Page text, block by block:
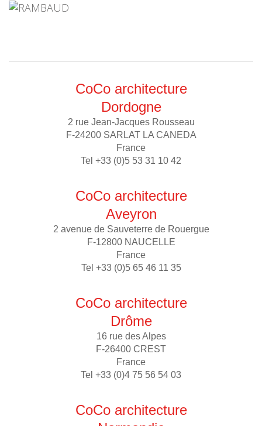
CoCo architecture
Dordogne
2 rue Jean-Jacques Rousseau
F-24200 SARLAT LA CANEDA
France
Tel +33 (0)5 53 31 10 42
CoCo architecture
Aveyron
2 avenue de Sauveterre de Rouergue
F-12800 NAUCELLE
France
Tel +33 (0)5 65 46 11 35
CoCo architecture
Drôme
16 rue des Alpes
F-26400 CREST
France
Tel +33 (0)4 75 56 54 03
CoCo architecture